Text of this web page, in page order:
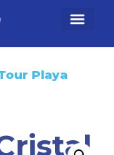
Playa